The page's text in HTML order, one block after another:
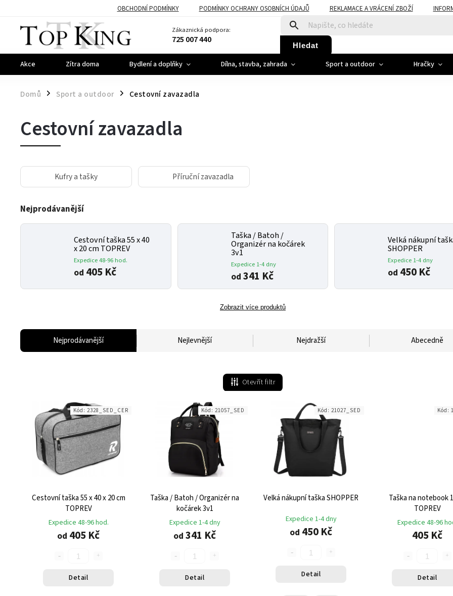
OBCHODNÍ PODMÍNKY PODMÍNKY OCHRANY OSOBNÍCH ÚDAJŮ REKLAMACE A VRÁCENÍ ZBOŽÍ
Zákaznická podpora:
725 007 440 Hledat
Akce Zítra doma Bydlení a doplňky Dílna, stavba, zahrada Sport a outdoor Hračky
Domů / Sport a outdoor / Cestovní zavazadla
Cestovní zavazadla
Kufry a tašky Příruční zavazadla
Nejprodávanější
Cestovní taška 55 x 40
x 20 cm TOPREV
Expedice 48-96 hod.
od 405 Kč
Taška / Batoh /
Organizér na kočárek
3v1
Expedice 1-4 dny
od 341 Kč
Velká nákupní
SHOPPER
Expedice 1-4 dny
od 450 Kč
Zobrazit více produktů
Nejprodávanější Nejlevnější Nejdražší Abecedně
Otevřít filtr
Cestovní taška 55 x 40 x 20 cm
TOPREV
Expedice 48-96 hod.
od 405 Kč
Detail
Kód: 2328_SED_CER
Taška / Batoh / Organizér na
kočárek 3v1
Expedice 1-4 dny
od 341 Kč
Detail
Kód: 21057_SED
Velká nákupní taška SHOPPER
Expedice 1-4 dny
od 450 Kč
Detail
Kód: 21027_SED
Taška na notebook
TOPREV
Expedice 48-96
405 Kč
Detail
Kód: